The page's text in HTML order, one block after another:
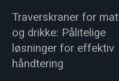
Traverskraner for mat
og drikke: Pålitelige
løsninger for effektiv
håndtering